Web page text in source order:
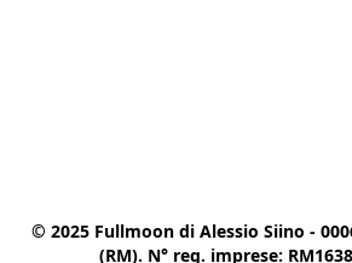
© 2025 Fullmoon di Alessio Siino -
(RM). N° reg. imprese: